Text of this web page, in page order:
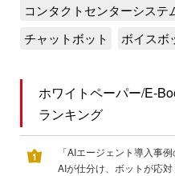
コンタクトセンターシステ
チャットボット
ボイスボ
ホワイトペーパー/E-
ランキング
「AIエージェント導入事
AIが仕分け、ボットが応